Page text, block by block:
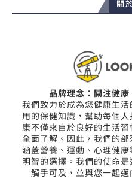
關
品牌理念：關注健
我們致力於成為您健康生
用的保健知識，幫助每個
康不僅來自於良好的生活
全面了解。因此，我們的
涵蓋營養、運動、心理健
明智的選擇。我們的使命
觸手可及，並與您一起